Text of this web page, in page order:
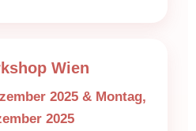
Wien
2025 & Montag,
2025